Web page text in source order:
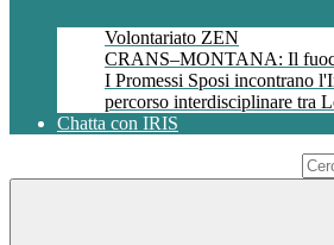
Volontariato ZEN
CRANS–MONTANA: Il
I Promessi Sposi incontrano
percorso interdisciplinare tra
Chatta con IRIS